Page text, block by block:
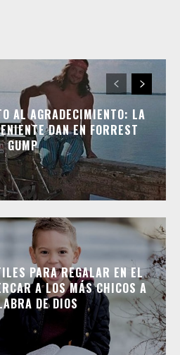
AL AGRADECIMIENTO: LA
DAN EN FORREST
GUMP
PARA REGALAR EN EL
A LOS MÁS CHICOS A
DE DIOS